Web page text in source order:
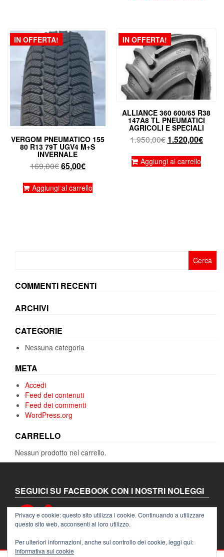
IN OFFERTA!
VERGOM PNEUMATICO 155
80 R13 79T UGV4 M+S
INVERNALE
169,00€Il
originale
65,00€Il
attuale
Aggiungi al carrello
IN OFFERTA!
ALLIANCE 360 600/65 R38
147A8 TL PNEUMATICI
AGRICOLI E SPECIALI
1.950,00€ Il
originale
1.520,00€Il
Aggiungi al carrello
COMMENTI RECENTI
ARCHIVI
CATEGORIE
Nessuna categoria
META
Accedi
Feed dei contenuti
Feed dei commenti
WordPress.org
CARRELLO
Nessun prodotto nel carrello.
SEGUICI SU FACEBOOK CON I NOSTRI NOLEGGI
Facebook
Privacy e cookie: questo sito utilizza i cookie. Continuando a utilizzare
questo sito web, acconsenti al loro utilizzo.
Per ulteriori informazioni, anche sul controllo dei cookie, leggi qui:
Informativa sui cookie